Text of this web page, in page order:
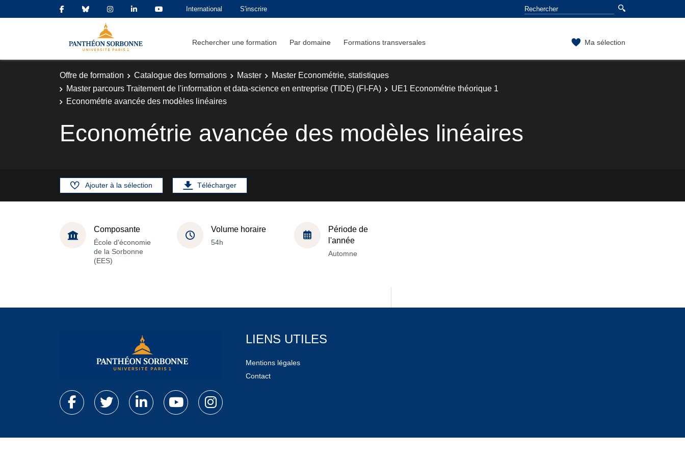
International S'inscrire
Rechercher une formation Par domaine Formations transversales Ma sélection
Offre de formation Catalogue des formations Master
Master Econométrie, statistiques
Master parcours Traitement de l'information et data-science en entreprise (TIDE) (FI-FA)
UE1 Econométrie théorique 1
Econométrie avancée des modèles linéaires
Econométrie avancée des modèles linéaires
Ajouter à la sélection Télécharger
Composante
École d'économie
de la Sorbonne
(EES)
Volume horaire
54h
Période de
l'année
Automne
LIENS UTILES
Mentions légales
Contact